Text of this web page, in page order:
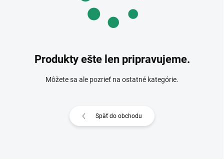
Produkty ešte len pripravujeme.
Môžete sa ale pozrieť na ostatné kategórie.
Späť do obchodu